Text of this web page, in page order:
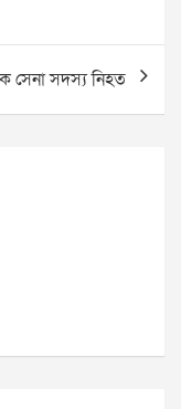
সেনা সদস্য নিহত